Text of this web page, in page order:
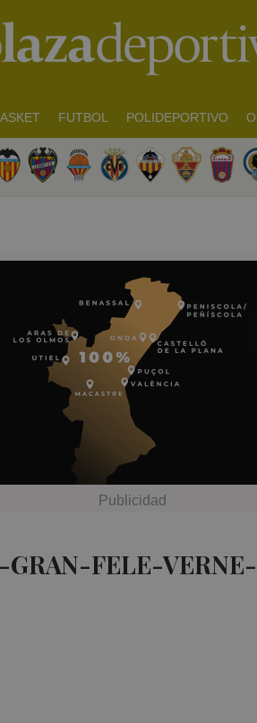
FUTBOL POLIDEPORTIVO
FELE-